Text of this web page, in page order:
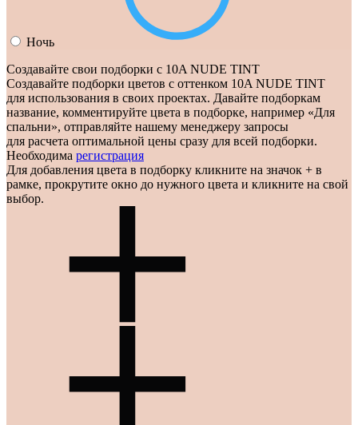
Ночь
Создавайте свои подборки с 10A NUDE TINT
Создавайте подборки цветов с оттенком 10A NUDE TINT
для использования в своих проектах. Давайте подборкам
название, комментируйте цвета в подборке, например «Для
спальни», отправляйте нашему менеджеру запросы
для расчета оптимальной цены сразу для всей подборки.
Необходима регистрация
Для добавления цвета в подборку кликните на значок + в
рамке, прокрутите окно до нужного цвета и кликните на свой
выбор.